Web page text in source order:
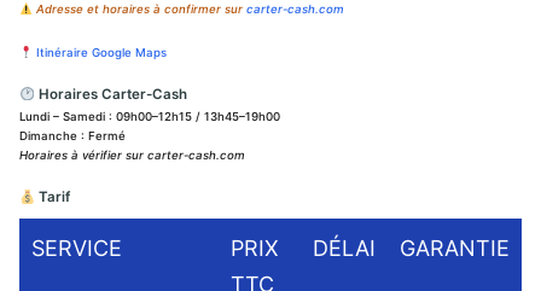
Adresse et horaires à confirmer surcarter-cash.com
Itinéraire Google Maps
Horaires Carter-Cash
Lundi – Samedi : 09h00–12h15 / 13h45–19h00
Dimanche : Fermé
Horaires à vérifier sur carter-cash.com
Tarif
SERVICE
PRIX
TTC
DÉLAI GARANTIE